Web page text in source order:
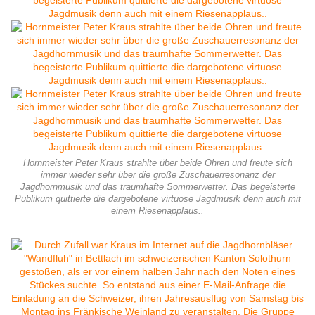
Hornmeister Peter Kraus strahlte über beide Ohren und freute sich
immer wieder sehr über die große Zuschauerresonanz der
Jagdhornmusik und das traumhafte Sommerwetter. Das begeisterte
Publikum quittierte die dargebotene virtuose Jagdmusik denn auch mit
einem Riesenapplaus..